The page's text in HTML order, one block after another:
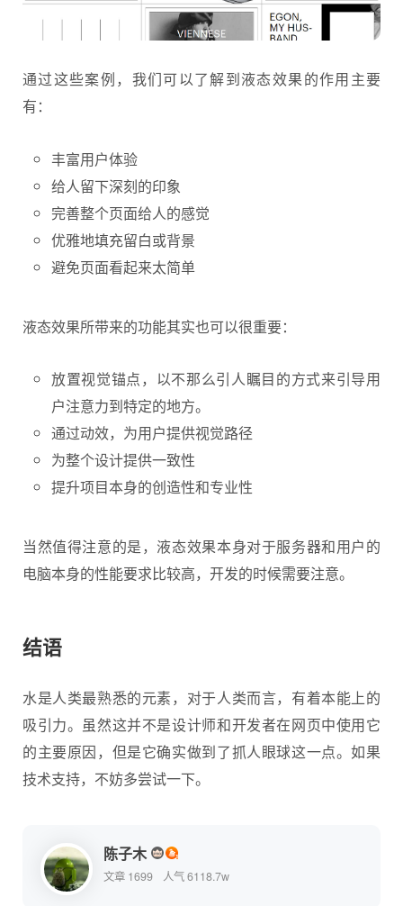
通过这些案例，我们可以了解到液态效果的作用主要
有：
丰富用户体验
给人留下深刻的印象
完善整个页面给人的感觉
优雅地填充留白或背景
避免页面看起来太简单
液态效果所带来的功能其实也可以很重要：
放置视觉锚点，以不那么引人瞩目的方式来引导用
户注意力到特定的地方。
通过动效，为用户提供视觉路径
为整个设计提供一致性
提升项目本身的创造性和专业性
当然值得注意的是，液态效果本身对于服务器和用户的
电脑本身的性能要求比较高，开发的时候需要注意。
结语
水是人类最熟悉的元素，对于人类而言，有着本能上的
吸引力。虽然这并不是设计师和开发者在网页中使用它
的主要原因，但是它确实做到了抓人眼球这一点。如果
技术支持，不妨多尝试一下。
陈子木
文章 1699 人气 6118.7w